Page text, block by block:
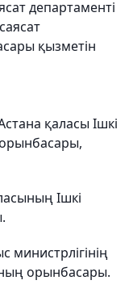
департаменті
қызметін
қаласы Ішкі
Ішкі
орынбасары.